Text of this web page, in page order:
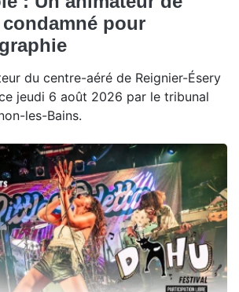
condamné pour
du centre-aéré de Reignier-Ésery
jeudi 6 août 2026 par le tribunal
les-Bains.